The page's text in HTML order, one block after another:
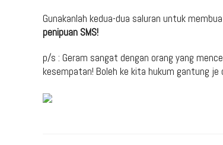
Gunakanlah kedua-dua saluran untuk
penipuan SMS!
p/s : Geram sangat dengan orang yang
kesempatan! Boleh ke kita hukum gantung je